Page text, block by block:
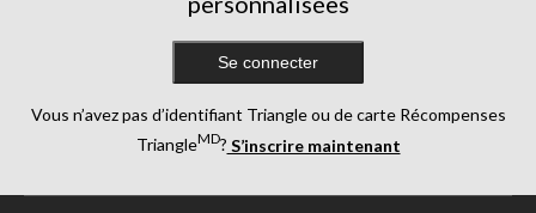
Se connecter
Vous n’avez pas d’identifiant Triangle ou de carte Récompenses
TriangleMD? S’inscrire maintenant